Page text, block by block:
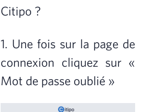
Citipo ?
1. Une fois sur la page de
connexion cliquez sur «
Mot de passe oublié »